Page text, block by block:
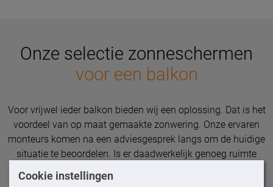
Cookie instellingen
Onze selectie zonneschermen
voor een balkon
Voor vrijwel ieder balkon bieden wij een oplossing. Dat is het
voordeel van op maat gemaakte zonwering. Onze ervaren
monteurs komen na een adviesgesprek langs om de huidige
situatie te beoordelen. Is er daadwerkelijk genoeg ruimte
goed tot zijn recht? De